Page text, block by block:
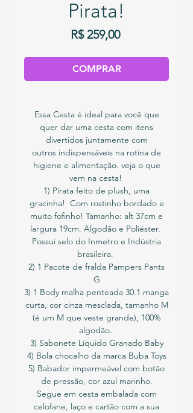
Pirata!
R$ 259,00Preço
COMPRAR
Essa Cesta é ideal para você que
quer dar uma cesta com itens
divertidos juntamente com
outros indispensáveis na rotina de
higiene e alimentação. veja o que
vem na cesta!
1) Pirata feito de plush, uma
gracinha! Com rostinho bordado e
muito fofinho! Tamanho: alt 37cm e
largura 19cm. Algodão e Poliéster.
Possui selo do Inmetro e Indústria
brasileira.
2) 1 Pacote de fralda Pampers Pants
G
3) 1 Body malha penteada 30.1 manga
curta, cor cinza mesclada, tamanho M
(é um M que veste grande), 100%
algodão.
3) Sabonete Líquido Granado Baby
4) Bola chocalho da marca Buba Toys
5) Babador impermeável com botão
de pressão, cor azul marinho.
Segue em cesta embalada com
celofane, laço e cartão com a sua